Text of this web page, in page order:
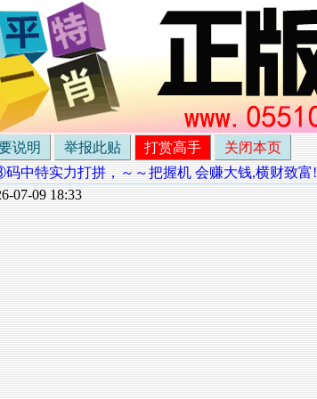
说明 举报此贴 打赏高手
关闭本页
中特实力打拼，～～把握机 会赚大钱,横财致富!
07-09 18:33